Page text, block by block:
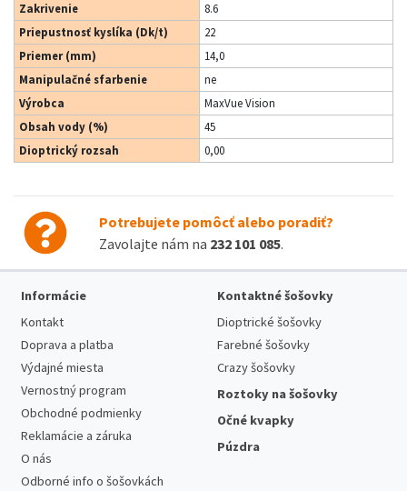
Zakrivenie
8.6
Priepustnosť kyslíka (Dk/t)
22
Priemer (mm)
14,0
Manipulačné sfarbenie
ne
Výrobca
MaxVue Vision
Obsah vody (%)
45
Dioptrický rozsah
0,00
Potrebujete pomôcť alebo poradiť?
Zavolajte nám na 232 101 085.
Informácie
Kontakt
Doprava a platba
Výdajné miesta
Vernostný program
Obchodné podmienky
Reklamácie a záruka
O nás
Odborné info o šošovkách
Kontaktné šošovky
Dioptrické šošovky
Farebné šošovky
Crazy šošovky
Roztoky na šošovky
Očné kvapky
Púzdra